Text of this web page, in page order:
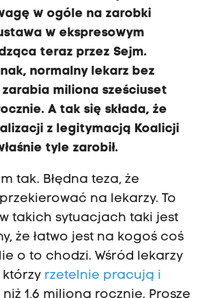
w ogóle na zarobki
w ekspresowym
teraz przez Sejm.
normalny lekarz bez
miliona sześciuset
A tak się składa, że
z legitymacją Koalicji
tyle zarobił.
tak. Błędna teza, że
na lekarzy. To
takich sytuacjach taki jest
że łatwo jest na kogoś coś
o to chodzi. Wśród lekarzy
którzyrzetelnie pracują i
niż 1,6 miliona rocznie. Proszę